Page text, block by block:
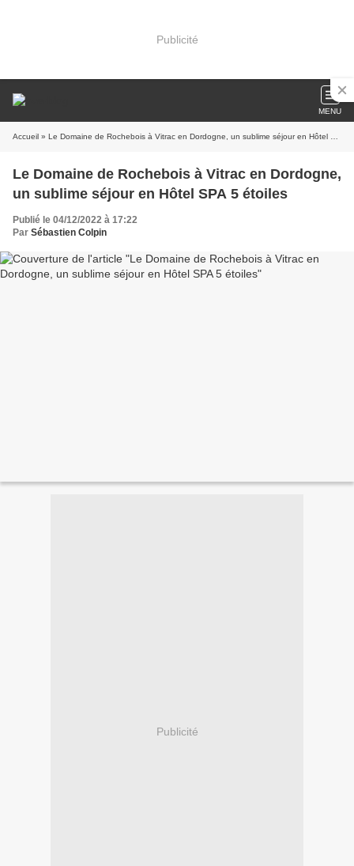
Publicité
MENU
Accueil » Le Domaine de Rochebois à Vitrac en Dordogne, un sublime séjour en Hôtel SPA 5 étoiles
Le Domaine de Rochebois à Vitrac en Dordogne,
un sublime séjour en Hôtel SPA 5 étoiles
Publié le 04/12/2022 à 17:22
Par Sébastien Colpin
Publicité